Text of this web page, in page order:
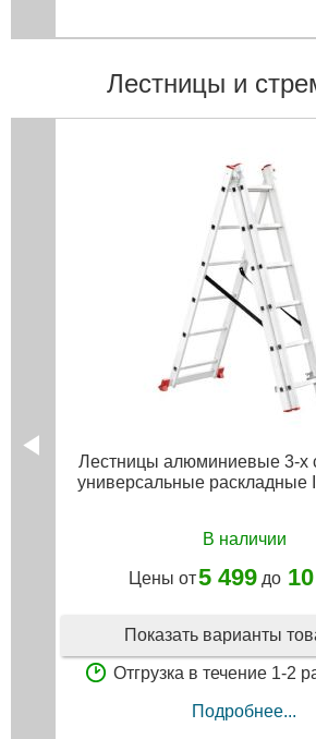
Лестницы и
Лестницы алюминиевые 3-х
универсальные раскладные
В наличии
Цены от5 499 до
Показать варианты
Отгрузка в течение 1-2
Подробнее...